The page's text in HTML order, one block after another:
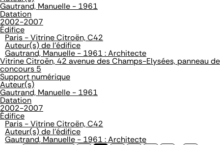
Gautrand, Manuelle - 1961
Datation
2002-2007
Édifice
Paris - Vitrine Citroën, C42
Auteur(s) de l'édifice
Gautrand, Manuelle - 1961 : Architecte
Vitrine Citroën, 42 avenue des Champs-Elysées, panneau de
concours 5
Support numérique
Auteur(s)
Gautrand, Manuelle - 1961
Datation
2002-2007
Édifice
Paris - Vitrine Citroën, C42
Auteur(s) de l'édifice
Gautrand, Manuelle - 1961 : Architecte